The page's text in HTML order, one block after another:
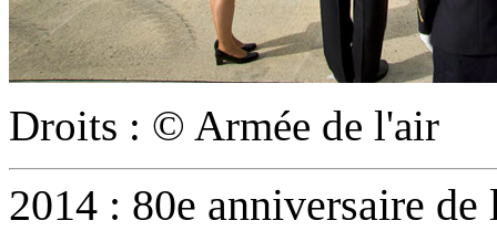
Droits : © Armée de l'air
2014 : 80e anniversaire